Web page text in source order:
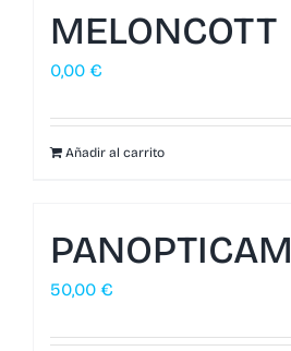
MELONCOTT
0,00 €
Añadir al carrito
PANOPTICAM
50,00 €